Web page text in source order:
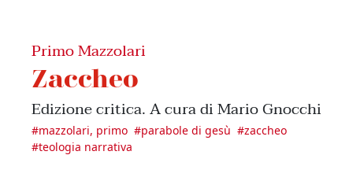
Primo Mazzolari
Zaccheo
Edizione critica. A cura di Mario Gnocchi
#mazzolari, primo #parabole di gesù #zaccheo
#teologia narrativa